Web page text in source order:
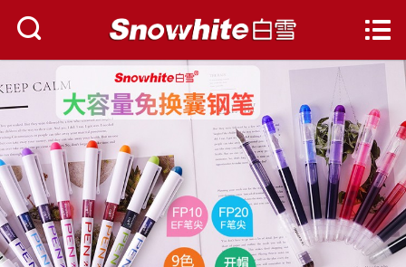
网站首页
资讯中心
产品中心
服务与支持
人才招聘

